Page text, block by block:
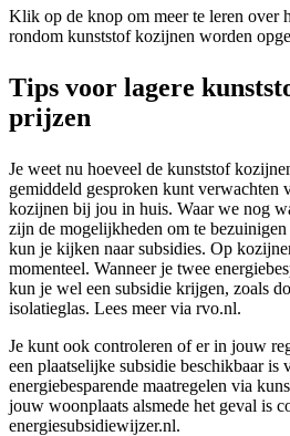
Klik op de knop om meer te leren over
rondom kunststof kozijnen worden
Tips voor lagere
prijzen
Je weet nu hoeveel de kunststof
gemiddeld gesproken kunt verwachten
kozijnen bij jou in huis. Waar we nog
zijn de mogelijkheden om te
kun je kijken naar subsidies. Op
momenteel. Wanneer je twee
kun je wel een subsidie krijgen, zoals
isolatieglas. Lees meer via rvo.nl.
Je kunt ook controleren of er in jouw
een plaatselijke subsidie beschikbaar is
energiebesparende maatregelen via
jouw woonplaats alsmede het geval is
energiesubsidiewijzer.nl.